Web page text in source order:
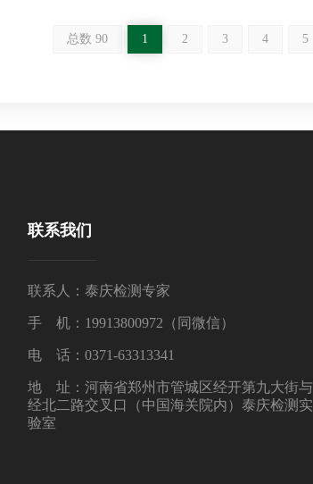
总数 90 1 2 3 4 5
联系我们
联系人：泰庆检测专家
手 机：19913800972（同微信）
电 话：0371-63313341
地 址：河南省郑州市管城区经开第九大街与
经北二路交叉口（中国海关院内）泰庆检测实
验室